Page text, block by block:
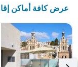
عرض كافة أماكن إقامة